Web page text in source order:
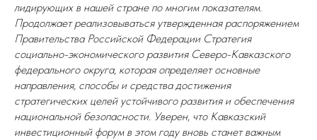
лидирующих в нашей стране по многим показателям.
Продолжает реализовываться утвержденная распоряжением
Правительства Российской Федерации Стратегия
социально-экономического развития Северо-Кавказского
федерального округа, которая определяет основные
направления, способы и средства достижения
стратегических целей устойчивого развития и обеспечения
национальной безопасности. Уверен, что Кавказский
инвестиционный форум в этом году вновь станет важным